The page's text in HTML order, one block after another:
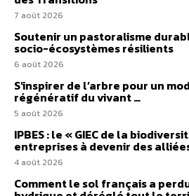
7 août 2026
Soutenir un pastoralisme
socio-écosystèmes résilients
6 août 2026
S’inspirer de l’arbre pour un
régénératif du vivant …
5 août 2026
IPBES : le « GIEC de la
entreprises à devenir des
4 août 2026
Comment le sol français a